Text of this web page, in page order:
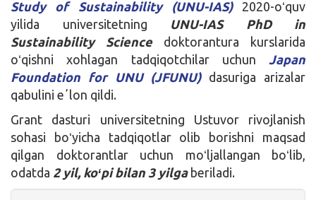
Study of Sustainability (UNU-IAS)2020-oʻquv
yilida universitetning UNU-IAS PhD in
Sustainability Sciencedoktorantura kurslarida
oʻqishni xohlagan tadqiqotchilar uchun Japan
Foundation for UNU (JFUNU)dasuriga arizalar
qabulini eʼlon qildi.
Grant dasturi universitetning Ustuvor rivojlanish
sohasi boʻyicha tadqiqotlar olib borishni maqsad
qilgan doktorantlar uchun moʻljallangan boʻlib,
odatda 2 yil, koʻpi bilan 3 yilgaberiladi.